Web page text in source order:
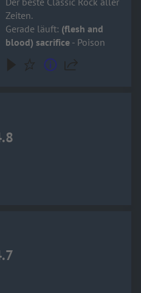
Zeiten.
Gerade läuft: (flesh and
blood) sacrifice - Poison